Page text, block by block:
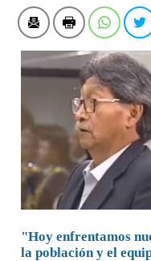
"Hoy enfrentamos
la población y el